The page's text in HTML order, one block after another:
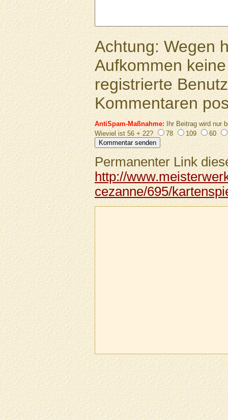
Achtung: Wegen
Aufkommen
registrierte
Kommentaren
AntiSpam-Maßnahme:Ihr Beitrag wird nur
Wieviel ist 56 + 22?
78 109 60
Permanenter Link
http://
cezanne/695/